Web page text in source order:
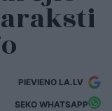
PIEVIENO LA.LV
SEKO WHATSAPP